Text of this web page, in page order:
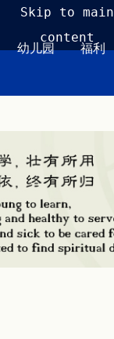
Skip to main
content
幼儿园 福利